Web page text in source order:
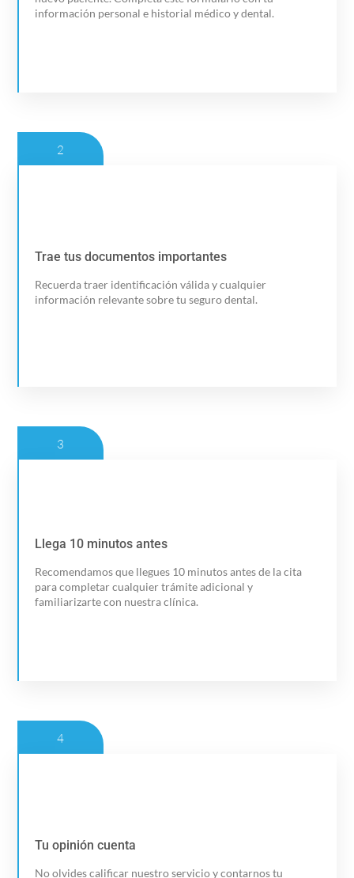
información personal e historial médico y dental.
2
Trae tus documentos importantes
Recuerda traer identificación válida y cualquier
información relevante sobre tu seguro dental.
Trae tus documentos importantes
Contáctanos
3
Llega 10 minutos antes
Recomendamos que llegues 10 minutos antes de la cita
para completar cualquier trámite adicional y
familiarizarte con nuestra clínica.
Llega 10 minutos antes
Cómo llegar
4
Tu opinión cuenta
No olvides calificar nuestro servicio y contarnos tu
Tu opinión cuenta